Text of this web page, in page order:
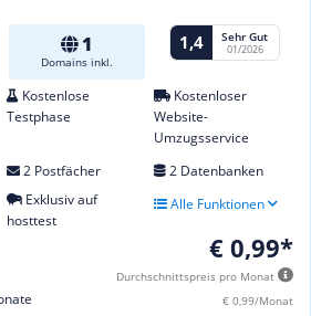
1
Domains inkl.
1,4 Sehr Gut
01/2026
Kostenlose
Testphase
Kostenloser
Website-
Umzugsservice
2 Postfächer
2 Datenbanken
Exklusiv auf
hosttest
Alle Funktionen
€ 0,99*
Durchschnittspreis pro Monat
€ 0,99/Monat